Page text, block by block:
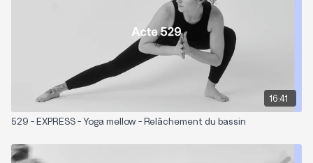
Matériel nécessaire: une sangle (ou une ceinture) et deux blocs.
Zones sollicitées: Ischios-jambiers, hanches, genoux.
16:41
529 - EXPRESS - Yoga mellow - Relâchement du bassin